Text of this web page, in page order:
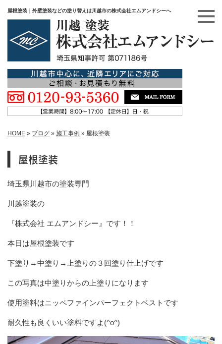
屋根塗装｜外壁塗装などの塗り替えは川越市の株式会社エムアンドシーへ
HOME » ブログ » 施工事例 » 屋根塗装
屋根塗装
埼玉県川越市の塗装専門
川越塗装の
『株式会社 エムアンドシー』です！！
本日は屋根塗装です
下塗り→中塗り→上塗りの３回塗り仕上げです
この写真は中塗りからの上塗りになります
使用塗料はニッペファインパーフェクトベストです
耐久性も良くいい塗料ですよ(^o^)